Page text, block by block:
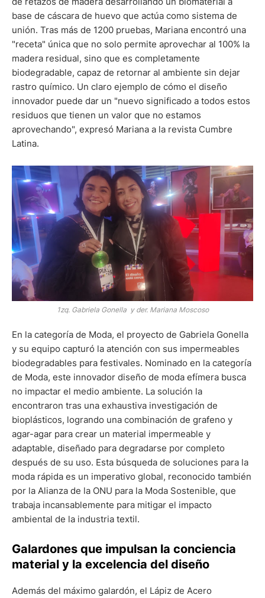
base de cáscara de huevo que actúa como sistema de
unión. Tras más de 1200 pruebas, Mariana encontró una
"receta" única que no solo permite aprovechar al 100% la
madera residual, sino que es completamente
biodegradable, capaz de retornar al ambiente sin dejar
rastro químico. Un claro ejemplo de cómo el diseño
innovador puede dar un "nuevo significado a todos estos
residuos que tienen un valor que no estamos
aprovechando", expresó Mariana a la revista Cumbre
Latina.
1zq. Gabriela Gonella y der. Mariana Moscoso
En la categoría de Moda, el proyecto de Gabriela Gonella
y su equipo capturó la atención con sus impermeables
biodegradables para festivales. Nominado en la categoría
de Moda, este innovador diseño de moda efímera busca
no impactar el medio ambiente. La solución la
encontraron tras una exhaustiva investigación de
bioplásticos, logrando una combinación de grafeno y
agar-agar para crear un material impermeable y
adaptable, diseñado para degradarse por completo
después de su uso. Esta búsqueda de soluciones para la
moda rápida es un imperativo global, reconocido también
por la Alianza de la ONU para la Moda Sostenible, que
trabaja incansablemente para mitigar el impacto
ambiental de la industria textil.
Galardones que impulsan la conciencia
material y la excelencia del diseño
Además del máximo galardón, el Lápiz de Acero